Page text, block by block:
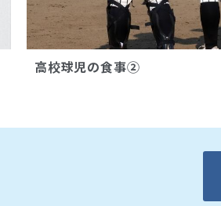
高校球児の食事②